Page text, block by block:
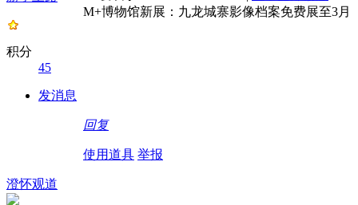
积分
45
发消息
M+博物馆新展：九龙城寨影像档案免费展至3月
回复
使用道具 举报
澄怀观道